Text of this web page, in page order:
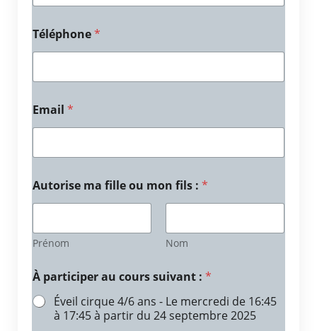
Téléphone*
Email *
Autorise ma fille ou mon fils : *
Prénom Nom
À participer au cours suivant : *
Éveil cirque 4/6 ans - Le mercredi de 16:45
à 17:45 à partir du 24 septembre 2025